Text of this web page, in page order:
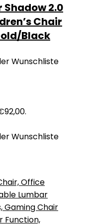
Shadow 2.0
Chair
Black
Wunschliste
Wunschliste